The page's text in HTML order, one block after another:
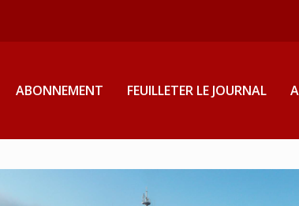
ABONNEMENT FEUILLETER LE JOURNAL